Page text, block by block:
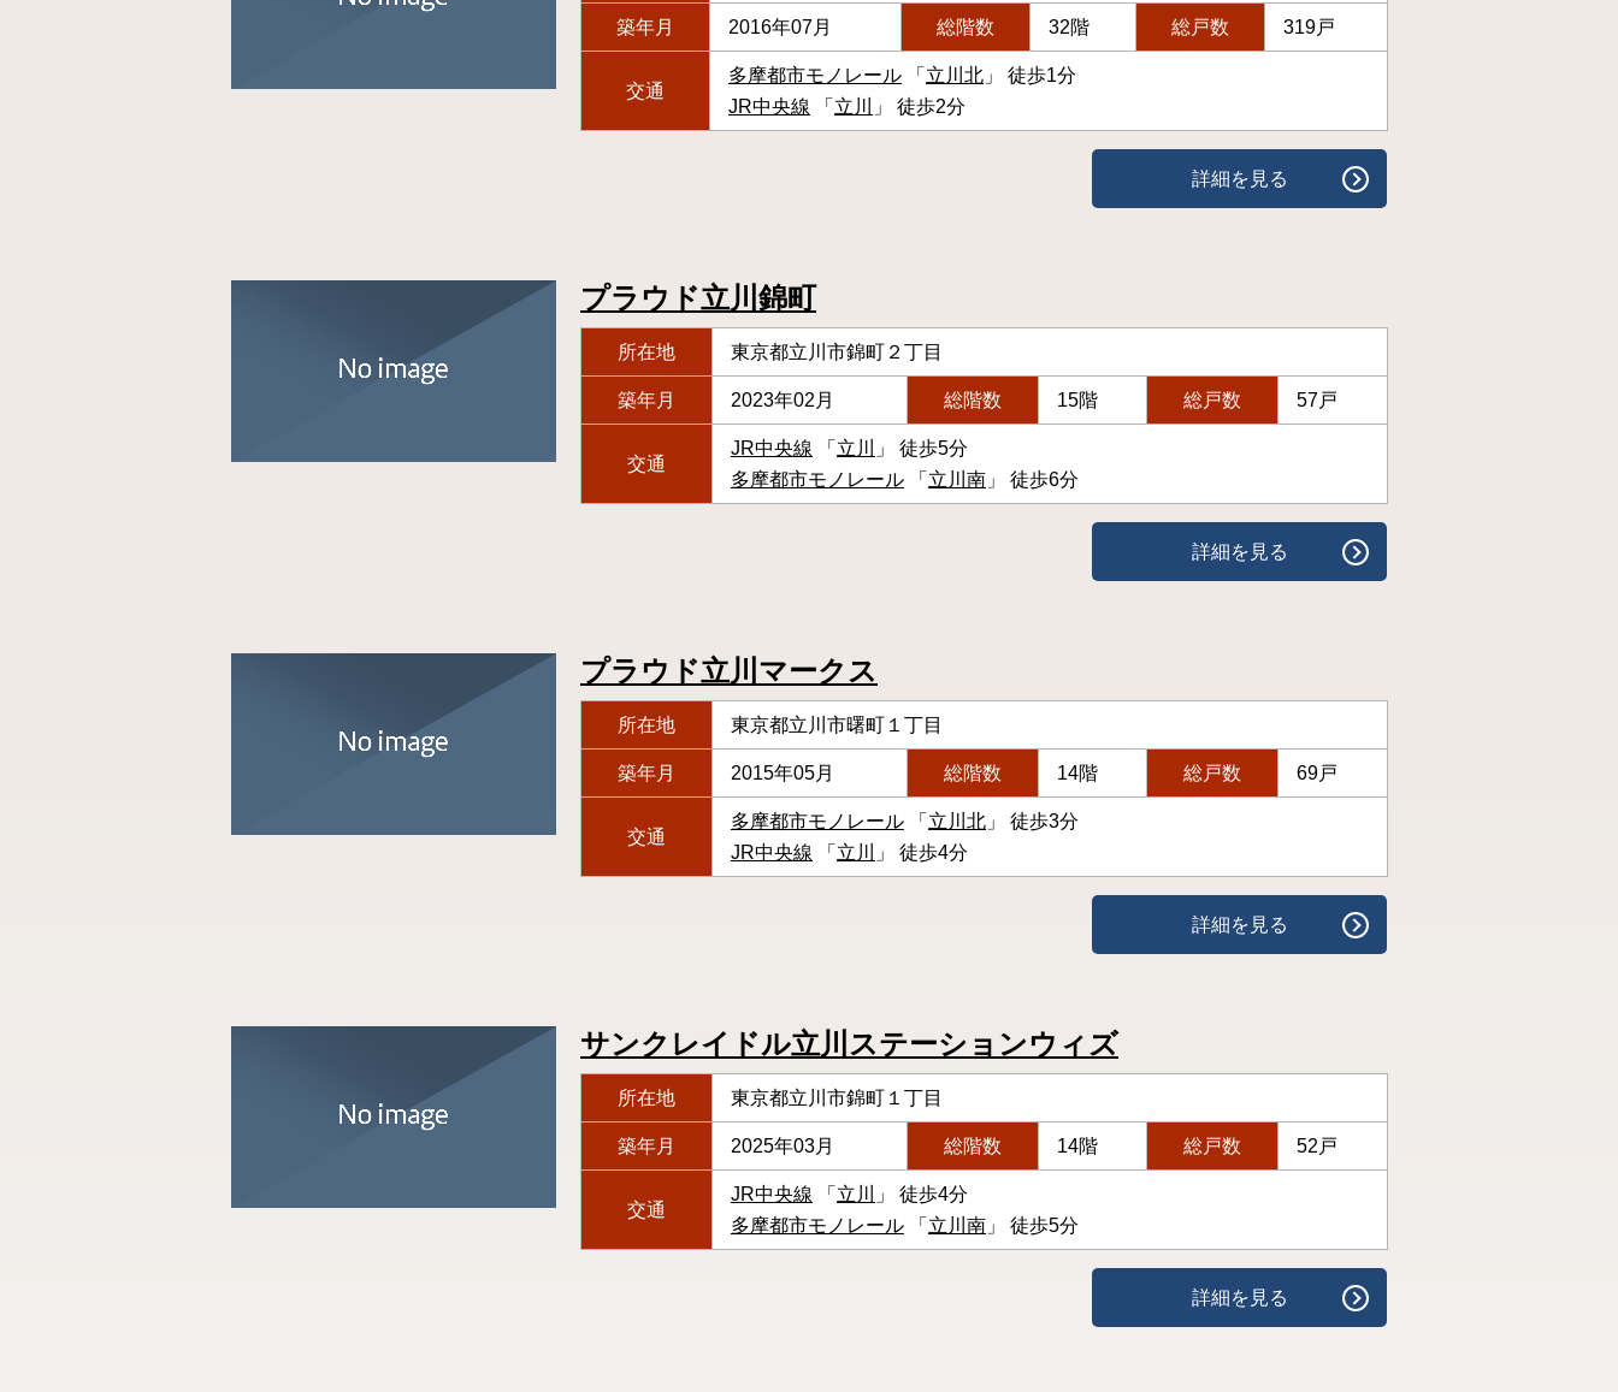
築年月 2016年07月 総階数 32階 総戸数 319戸
交通
多摩都市モノレール 「 立川北 」 徒歩1分
JR中央線 「 立川 」 徒歩2分
詳細を見る
プラウド立川錦町
所在地 東京都立川市錦町２丁目
築年月 2023年02月 総階数 15階 総戸数 57戸
交通
JR中央線 「 立川
」 徒歩5分
多摩都市モノレール 「 立川南 」 徒歩6分
詳細を見る
プラウド立川マークス
所在地 東京都立川市曙町１丁目
築年月 2015年05月 総階数 14階 総戸数 69戸
交通
多摩都市モノレール 「 立川北 」 徒歩3分
JR中央線 「 立川 」 徒歩4分
詳細を見る
サンクレイドル立川ステーションウィズ
所在地 東京都立川市錦町１丁目
築年月 2025年03月 総階数 14階 総戸数 52戸
交通
JR中央線 「 立川
」 徒歩4分
多摩都市モノレール 「 立川南 」 徒歩5分
詳細を見る